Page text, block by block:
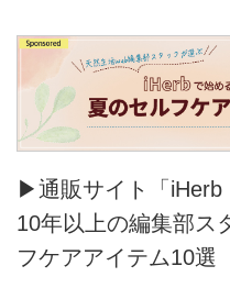
▶通販サイト「iHerb
10年以上の編集部ス
フケアアイテム10選